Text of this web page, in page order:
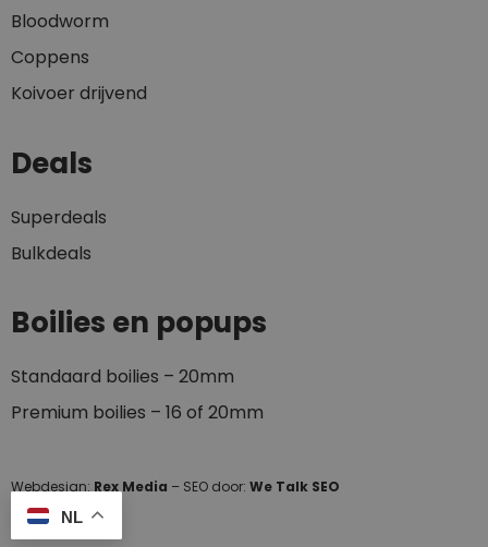
Bloodworm
Coppens
Koivoer drijvend
Deals
Superdeals
Bulkdeals
Boilies en popups
Standaard boilies – 20mm
Premium boilies – 16 of 20mm
Webdesign: Rex Media – SEO door: We Talk SEO
NL